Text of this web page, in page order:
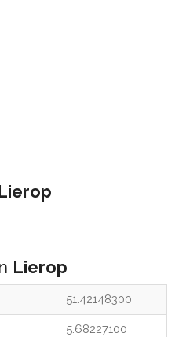
Lierop
51.42148300
5.68227100